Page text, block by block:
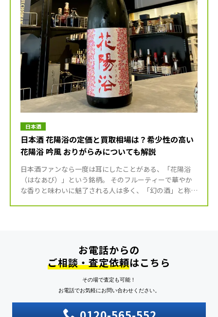
日本酒
日本酒 花陽浴の定価と買取相場は？希少性の高い
花陽浴 吟風 おりがらみについても解説
日本酒ファンなら一度は耳にしたことがある、「花陽浴
（はなあび）」という銘柄。 そのフルーティーで華やか
な香りと味わいに魅了される人は多く、「幻の酒」と称さ
お電話からの
ご相談・査定依頼はこちら
その場で査定も可能！
お電話でお気軽にお問い合わせください。